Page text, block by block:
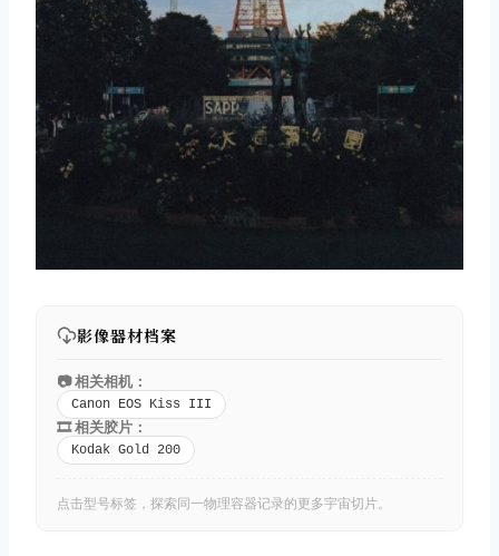
影像器材档案
📷 相关相机：
Canon EOS Kiss III
🎞️ 相关胶片：
Kodak Gold 200
点击型号标签，探索同一物理容器记录的更多宇宙切片。